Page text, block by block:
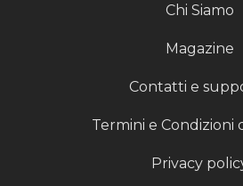
Chi Siamo
Magazine
Contatti e
Termini e Condizioni
Privacy